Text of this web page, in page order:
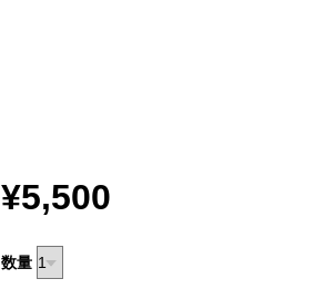
¥5,500
数量